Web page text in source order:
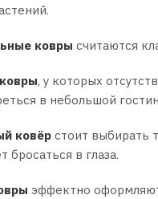
ковры считаются
, у которых
в небольшой
ковёр стоит выбирать
бросаться в глаза.
эффектно